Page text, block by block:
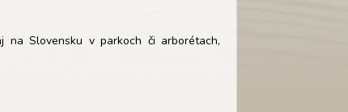
na Slovensku v parkoch či arborétach,